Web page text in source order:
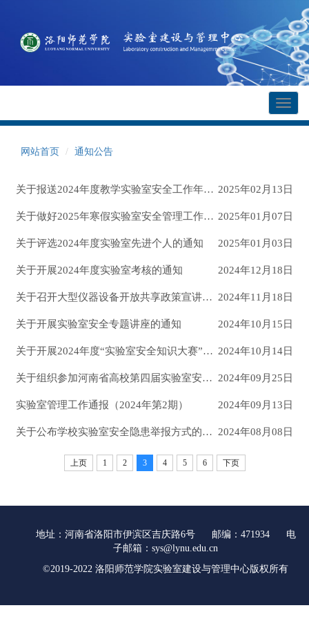
Toggle
网站首页 通知公告
关于报送2024年度教学实验室安全工作年度报告的通知 2025年02月13日
关于做好2025年寒假实验室安全管理工作的通知 2025年01月07日
关于评选2024年度实验室先进个人的通知 2025年01月03日
关于开展2024年度实验室考核的通知 2024年12月18日
关于召开大型仪器设备开放共享政策宣讲会的通知 2024年11月18日
关于开展实验室安全专题讲座的通知 2024年10月15日
关于开展2024年度“实验室安全知识大赛”的通知 2024年10月14日
关于组织参加河南省高校第四届实验室安全文化宣传月活动开幕式的通知 2024年09月25日
实验室管理工作通报（2024年第2期） 2024年09月13日
关于公布学校实验室安全隐患举报方式的通知 2024年08月08日
上页 1 2 3 4 5 6 下页
地址：河南省洛阳市伊滨区吉庆路6号 邮编：471934 电
子邮箱：sys@lynu.edu.cn
©2019-2022 洛阳师范学院实验室建设与管理中心版权所有